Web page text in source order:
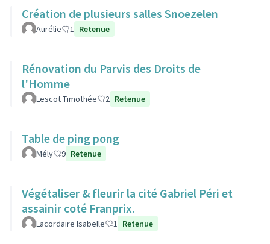
Création de plusieurs salles Snoezelen
Aurélie 1 Retenue
Rénovation du Parvis des Droits de
l'Homme
Lescot Timothée 2 Retenue
Table de ping pong
Mély 9 Retenue
Végétaliser & fleurir la cité Gabriel Péri et
assainir coté Franprix.
Lacordaire Isabelle 1 Retenue